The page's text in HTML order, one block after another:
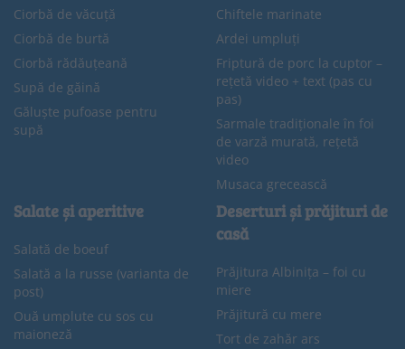
Ciorbă de văcuță
Ciorbă de burtă
Ciorbă rădăuțeană
Supă de găină
Găluște pufoase pentru
supă
Chiftele marinate
Ardei umpluți
Friptură de porc la cuptor –
rețetă video + text (pas cu
pas)
Sarmale tradiționale în foi
de varză murată, rețetă
video
Musaca grecească
Salate și aperitive
Salată de boeuf
Salată a la russe (varianta de
post)
Ouă umplute cu sos cu
maioneză
Deserturi și prăjituri de
casă
Prăjitura Albinița – foi cu
miere
Prăjitură cu mere
Tort de zahăr ars